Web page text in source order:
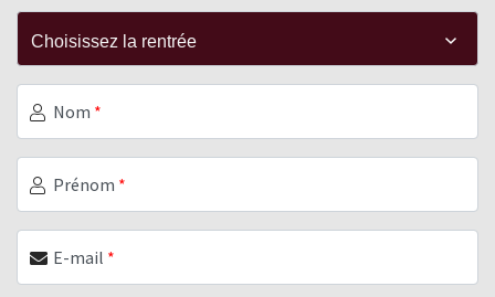
Nom *
Prénom *
E-mail *